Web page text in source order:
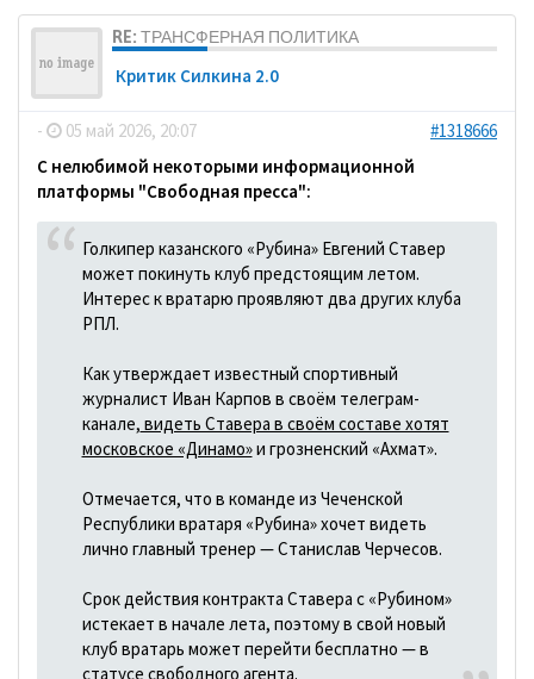
RE: ТРАНСФЕРНАЯ ПОЛИТИКА
Критик Силкина 2.0
- 05 май 2026, 20:07
#1318666
С нелюбимой некоторыми информационной
платформы "Свободная пресса":
Голкипер казанского «Рубина» Евгений Ставер
может покинуть клуб предстоящим летом.
Интерес к вратарю проявляют два других клуба
РПЛ.
Как утверждает известный спортивный
журналист Иван Карпов в своём телеграм-
канале, видеть Ставера в своём составе хотят
московское «Динамо»и грозненский «Ахмат».
Отмечается, что в команде из Чеченской
Республики вратаря «Рубина» хочет видеть
лично главный тренер — Станислав Черчесов.
Срок действия контракта Ставера с «Рубином»
истекает в начале лета, поэтому в свой новый
клуб вратарь может перейти бесплатно — в
статусе свободного агента.